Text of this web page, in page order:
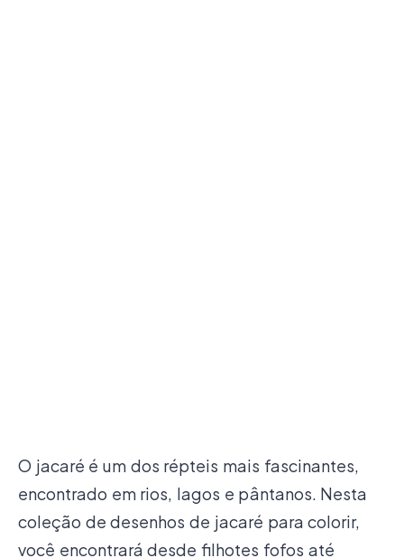
O jacaré é um dos répteis mais fascinantes,
encontrado em rios, lagos e pântanos. Nesta
coleção de desenhos de jacaré para colorir,
você encontrará desde filhotes fofos até